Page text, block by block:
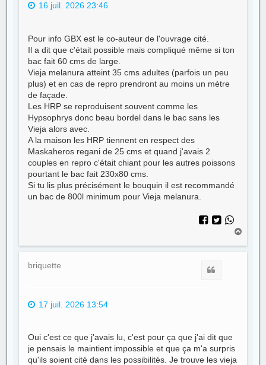
16 juil. 2026 23:46
Pour info GBX est le co-auteur de l'ouvrage cité.
Il a dit que c'était possible mais compliqué même si ton
bac fait 60 cms de large.
Vieja melanura atteint 35 cms adultes (parfois un peu
plus) et en cas de repro prendront au moins un mètre
de façade.
Les HRP se reproduisent souvent comme les
Hypsophrys donc beau bordel dans le bac sans les
Vieja alors avec.
A la maison les HRP tiennent en respect des
Maskaheros regani de 25 cms et quand j'avais 2
couples en repro c'était chiant pour les autres poissons
pourtant le bac fait 230x80 cms.
Si tu lis plus précisément le bouquin il est recommandé
un bac de 800l minimum pour Vieja melanura.
u
briquette
17 juil. 2026 13:54
Oui c'est ce que j'avais lu, c'est pour ça que j'ai dit que
je pensais le maintient impossible et que ça m'a surpris
qu'ils soient cité dans les possibilités. Je trouve les vieja